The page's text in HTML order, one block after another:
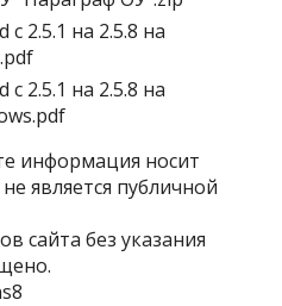
2.5.1 на 2.5.8 на
2.5.1 на 2.5.8 на
информация носит
является публичной
сайта без указания